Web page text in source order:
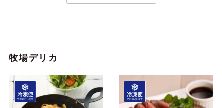
牧場デリカ